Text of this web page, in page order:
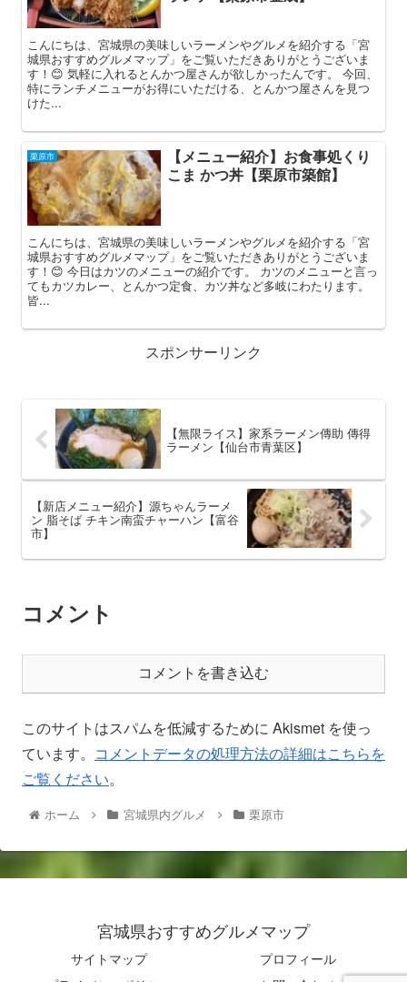
こんにちは、宮城県の美味しいラーメンやグルメを紹介する「宮
城県おすすめグルメマップ」をご覧いただきありがとうございま
す！😊 気軽に入れるとんかつ屋さんが欲しかったんです。 今回、
特にランチメニューがお得にいただける、とんかつ屋さんを見つ
けた...
栗原市
【メニュー紹介】お食事処くり
こま かつ丼【栗原市築館】
こんにちは、宮城県の美味しいラーメンやグルメを紹介する「宮
城県おすすめグルメマップ」をご覧いただきありがとうございま
す！😊 今日はカツのメニューの紹介です。 カツのメニューと言っ
てもカツカレー、とんかつ定食、カツ丼など多岐にわたります。
皆...
スポンサーリンク
【無限ライス】家系ラーメン傳助 傳得
ラーメン【仙台市青葉区】
【新店メニュー紹介】源ちゃんラーメ
ン 脂そば チキン南蛮チャーハン【富谷
市】
コメント
コメントを書き込む
このサイトはスパムを低減するために Akismet を使っ
ています。 コメントデータの処理方法の詳細はこちらを
ご覧ください。
ホーム 宮城県内グルメ 栗原市
宮城県おすすめグルメマップ
サイトマップ
プロフィール